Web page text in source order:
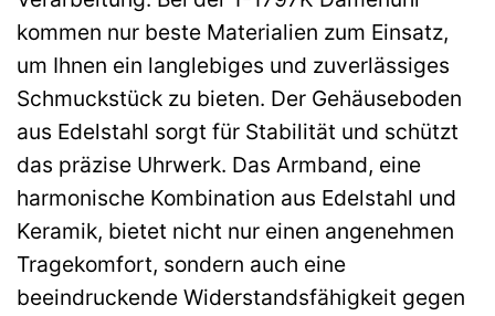
kommen nur beste Materialien zum Einsatz,
um Ihnen ein langlebiges und zuverlässiges
Schmuckstück zu bieten. Der Gehäuseboden
aus Edelstahl sorgt für Stabilität und schützt
das präzise Uhrwerk. Das Armband, eine
harmonische Kombination aus Edelstahl und
Keramik, bietet nicht nur einen angenehmen
Tragekomfort, sondern auch eine
beeindruckende Widerstandsfähigkeit gegen